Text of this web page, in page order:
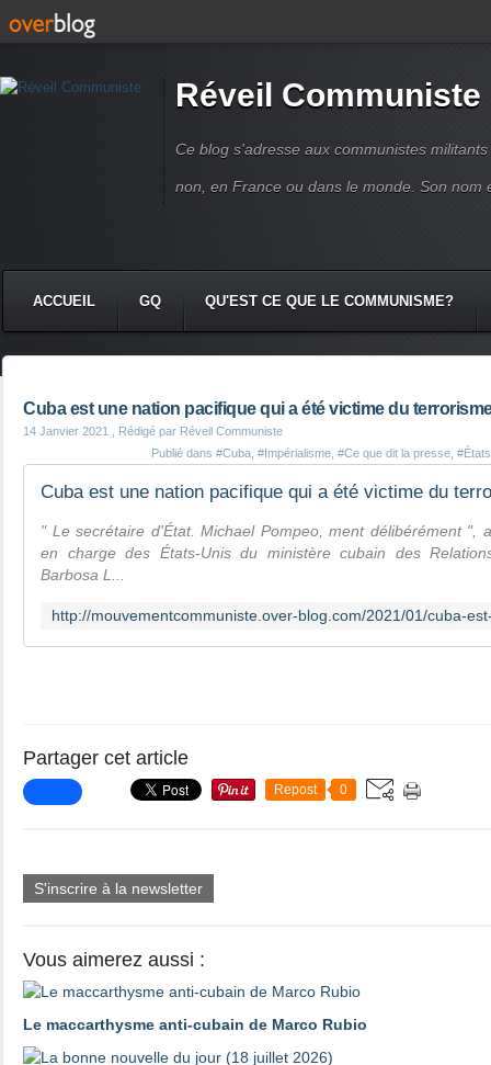
Réveil Communiste
Ce blog s'adresse aux communistes
non, en France ou dans le monde. Son nom
ACCUEIL GQ QU'EST CE QUE LE COMMUNISME?
Cuba est une nation pacifique qui a été victime du
14 Janvier 2021
, Rédigé par Réveil Communiste
Publié dans #Cuba #Impérialisme #Ce que dit la presse
" Le secrétaire d'État. Michael Pompeo, ment délibérément ",
en charge des États-Unis du ministère cubain des
Barbosa L...
Partager cet article
Repost 0
S'inscrire à la newsletter
Vous aimerez aussi :
Le maccarthysme anti-cubain de Marco Rubio